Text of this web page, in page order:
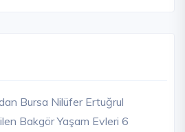
Bursa Nilüfer Ertuğrul
Bakgör Yaşam Evleri 6